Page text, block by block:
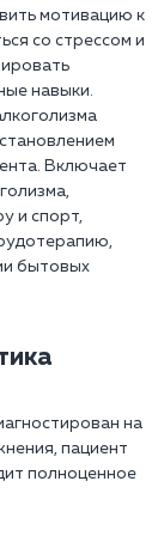
мотивацию к
со стрессом и
навыки.
Включает
и спорт,
бытовых
на
пациент
полноценное